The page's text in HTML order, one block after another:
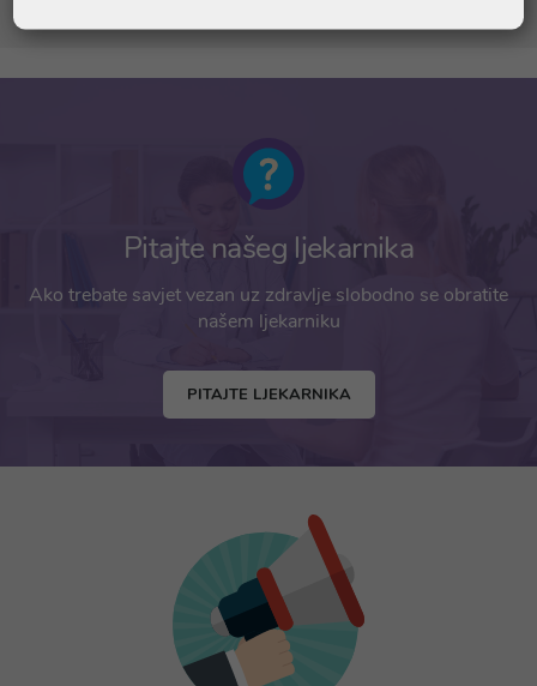
Pitajte našeg ljekarnika
Ako trebate savjet vezan uz zdravlje slobodno se obratite
našem ljekarniku
PITAJTE LJEKARNIKA